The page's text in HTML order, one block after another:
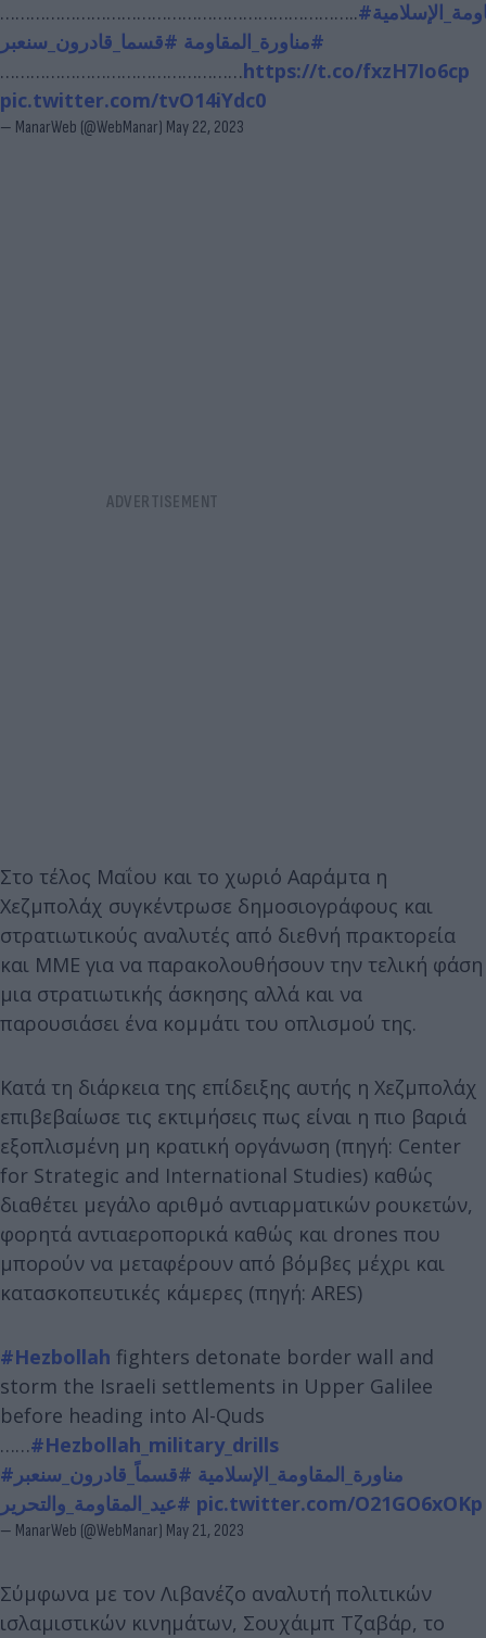
……………………………………………………………..
#مناورة_المقاومة #قسما_قادرون_سنعبر
…………………………………………https://t.co/fxzH7Io6cp
pic.twitter.com/tvO14iYdc0
— ManarWeb (@WebManar) May 22, 2023
Στο τέλος Μαΐου και το χωριό Ααράμτα η
Χεζμπολάχ συγκέντρωσε δημοσιογράφους και
στρατιωτικούς αναλυτές από διεθνή πρακτορεία
και ΜΜΕ για να παρακολουθήσουν την τελική φάση
μια στρατιωτικής άσκησης αλλά και να
παρουσιάσει ένα κομμάτι του οπλισμού της.
Κατά τη διάρκεια της επίδειξης αυτής η Χεζμπολάχ
επιβεβαίωσε τις εκτιμήσεις πως είναι η πιο βαριά
εξοπλισμένη μη κρατική οργάνωση (πηγή: Center
for Strategic and International Studies) καθώς
διαθέτει μεγάλο αριθμό αντιαρματικών ρουκετών,
φορητά αντιαεροπορικά καθώς και drones που
μπορούν να μεταφέρουν από βόμβες μέχρι και
κατασκοπευτικές κάμερες (πηγή: ARES)
#Hezbollah fighters detonate border wall and
storm the Israeli settlements in Upper Galilee
before heading into Al-Quds
……#Hezbollah_military_drills
#مناورة_المقاومة_الإسلامية #قسماً_قادرون_سنعبر
#عيد_المقاومة_والتحرير pic.twitter.com/O21GO6xOKp
— ManarWeb (@WebManar) May 21, 2023
Σύμφωνα με τον Λιβανέζο αναλυτή πολιτικών
ισλαμιστικών κινημάτων, Σουχάιμπ Τζαβάρ, το